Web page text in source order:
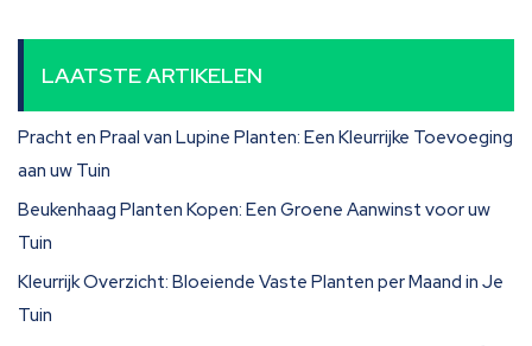
LAATSTE ARTIKELEN
Pracht en Praal van Lupine Planten: Een Kleurrijke Toevoeging
aan uw Tuin
Beukenhaag Planten Kopen: Een Groene Aanwinst voor uw
Tuin
Kleurrijk Overzicht: Bloeiende Vaste Planten per Maand in Je
Tuin